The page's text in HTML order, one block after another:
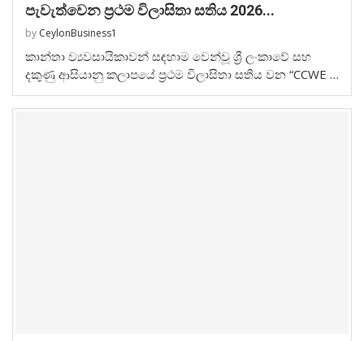
පැවැත්වෙන ප්‍රථම විලාසිතා සතිය 2026...
by CeylonBusiness1
කාන්තා ව්‍යවසායිකාවන් සඳහාම වෙන්වූ ශ්‍රී ලංකාවේ සහ
දකුණු ආසියානු කලාපයේ ප්‍රථම විලාසිතා සතිය වන “CCWE …